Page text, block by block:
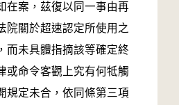
在案，茲復以同一事由再
院關於超速認定所使用之
而未具體指摘該等確定終
或命令客觀上究有何牴觸
規定未合，依同條第三項